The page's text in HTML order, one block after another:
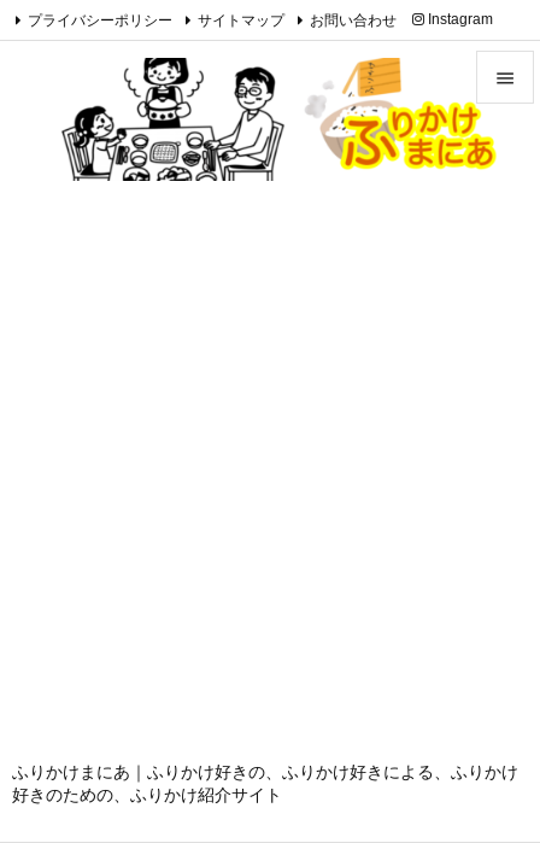
ふりかけまにあ｜ふりかけ好きの、ふりかけ好きによる、ふりかけ
好きのための、ふりかけ紹介サイト

メニュ
プライバシーポリシー サイトマップ お問い合わせ Instagram
Feedly